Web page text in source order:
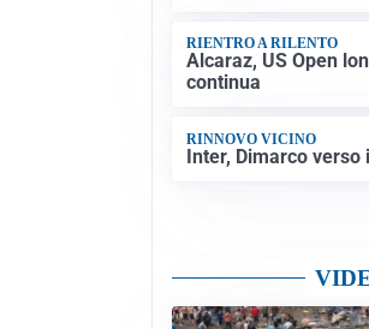
RIENTRO A RILENTO
Alcaraz, US Open
continua
RINNOVO VICINO
Inter, Dimarco